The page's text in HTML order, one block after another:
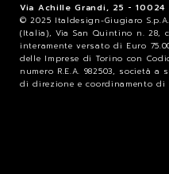
Via Achille Grandi, 25 -
© 2025 Italdesign-Giugiaro
(Italia), Via San Quintino n. 28,
interamente versato di Euro
delle Imprese di Torino con
numero R.E.A. 982503, società
di direzione e coordinamento di